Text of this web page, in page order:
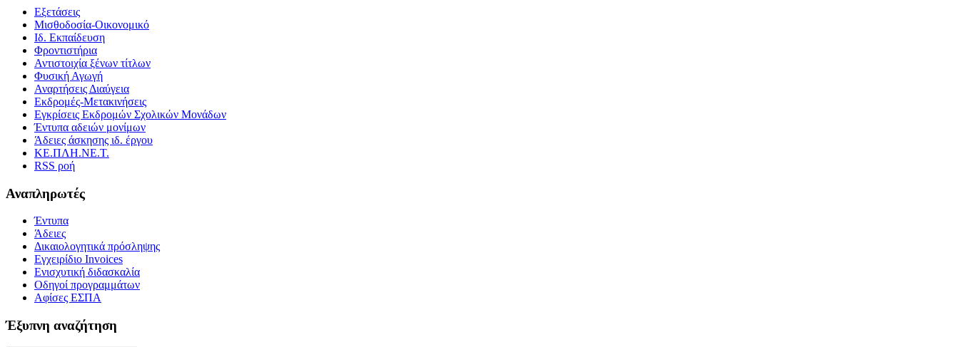
Εξετάσεις
Μισθοδοσία-Οικονομικό
Ιδ. Εκπαίδευση
Φροντιστήρια
Αντιστοιχία ξένων τίτλων
Φυσική Αγωγή
Αναρτήσεις Διαύγεια
Εκδρομές-Μετακινήσεις
Εγκρίσεις Εκδρομών Σχολικών Μονάδων
Έντυπα αδειών μονίμων
Άδειες άσκησης ιδ. έργου
ΚΕ.ΠΛΗ.ΝΕ.Τ.
RSS ροή
Αναπληρωτές
Έντυπα
Άδειες
Δικαιολογητικά πρόσληψης
Εγχειρίδιο Invoices
Ενισχυτική διδασκαλία
Οδηγοί προγραμμάτων
Αφίσες ΕΣΠΑ
Έξυπνη αναζήτηση